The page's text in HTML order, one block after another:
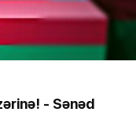
- Sənəd